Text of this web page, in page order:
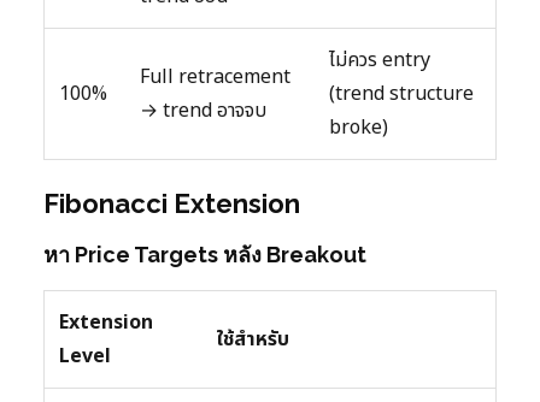
100%
Full retracement
→ trend อาจจบ
ไม่ควร entry
(trend structure
broke)
Fibonacci Extension
หา Price Targets หลัง Breakout
Extension
Level
ใช้สำหรับ